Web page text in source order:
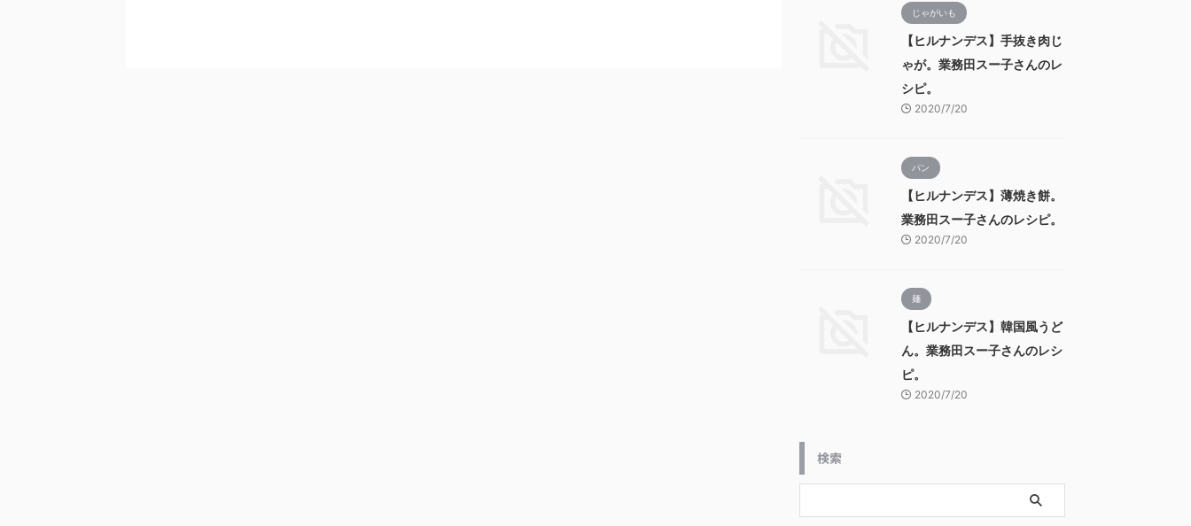
じゃがいも
【ヒルナンデス】手抜き肉じ
ゃが。業務田スー子さんのレ
シピ。
2020/7/20
パン
【ヒルナンデス】薄焼き餅。
業務田スー子さんのレシピ。
2020/7/20
麺
【ヒルナンデス】韓国風うど
ん。業務田スー子さんのレシ
ピ。
2020/7/20
検索